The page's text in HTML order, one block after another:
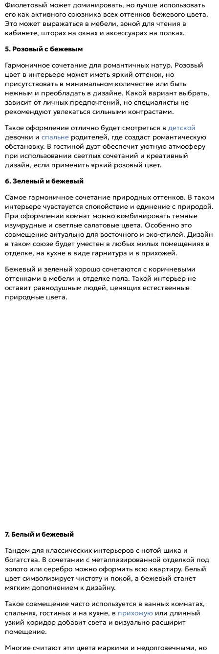
Фиолетовый может доминировать, но лучше использовать
его как активного союзника всех оттенков бежевого цвета.
Это может выражаться в мебели, зоной для чтения в
кабинете, шторах на окнах и аксессуарах на полках.
5. Розовый с бежевым
Гармоничное сочетание для романтичных натур. Розовый
цвет в интерьере может иметь яркий оттенок, но
присутствовать в минимальном количестве или быть
нежным и преобладать в дизайне. Какой вариант выбрать,
зависит от личных предпочтений, но специалисты не
рекомендуют увлекаться сильными контрастами.
Такое оформление отлично будет смотреться в детской
девочки и спальне родителей, где создаст романтическую
обстановку. В гостиной дуэт обеспечит уютную атмосферу
при использовании светлых сочетаний и креативный
дизайн, если применить яркий розовый цвет.
6. Зеленый и бежевый
Самое гармоничное сочетание природных оттенков. В таком
интерьере чувствуется спокойствие и единение с природой.
При оформлении комнат можно комбинировать темные
изумрудные и светлые салатовые цвета. Особенно это
совмещение актуально для восточного и эко-стилей. Дизайн
в таком союзе будет уместен в любых жилых помещениях в
отделке, на кухне в виде гарнитура и в прихожей.
Бежевый и зеленый хорошо сочетаются с коричневыми
оттенками в мебели и отделке пола. Такой интерьер не
оставит равнодушным людей, ценящих естественные
природные цвета.
7. Белый и бежевый
Тандем для классических интерьеров с нотой шика и
богатства. В сочетании с металлизированной отделкой под
золото или серебро можно оформить всю квартиру. Белый
цвет символизирует чистоту и покой, а бежевый станет
мягким дополнением к дизайну.
Такое совмещение часто используется в ванных комнатах,
спальнях, гостиных и на кухне, в прихожую или длинный
узкий коридор добавит света и визуально расширит
помещение.
Многие считают эти цвета маркими и недолговечными, но